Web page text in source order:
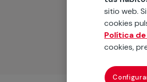
Podemos
materiales,
cuando te
sitio web.
cookies
Política
cookies,